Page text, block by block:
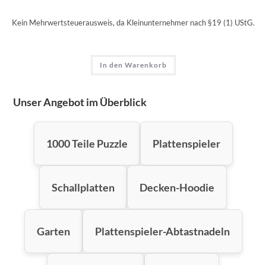
Kein Mehrwertsteuerausweis, da Kleinunternehmer nach §19 (1) UStG.
In den Warenkorb
Unser Angebot im Überblick
1000 Teile Puzzle Plattenspieler
Schallplatten Decken-Hoodie
Garten Plattenspieler-Abtastnadeln